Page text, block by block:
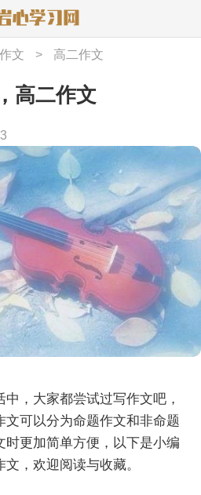
文 > 高二作文
高二作文
，大家都尝试过写作文吧，
文可以分为命题作文和非命题
时更加简单方便，以下是小编
，欢迎阅读与收藏。